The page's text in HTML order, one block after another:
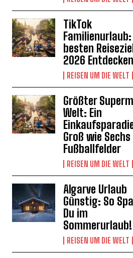
TikTok
Familienurlaub:
besten
2026 Entdecken
REISEN UM DIE WELT
Größter
Welt: Ein
Groß wie Sechs
Fußballfelder
REISEN UM DIE WELT
Algarve Urlaub
Günstig: So
Du im
Sommerurlaub!
REISEN UM DIE WELT